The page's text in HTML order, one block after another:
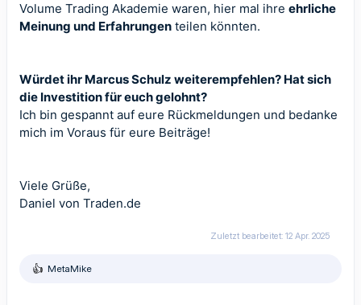
Volume Trading Akademie waren, hier mal ihre ehrliche
Meinung und Erfahrungen teilen könnten.
Würdet ihr Marcus Schulz weiterempfehlen? Hat sich
die Investition für euch gelohnt?
Ich bin gespannt auf eure Rückmeldungen und bedanke
mich im Voraus für eure Beiträge!
Viele Grüße,
Daniel von Traden.de
Zuletzt bearbeitet: 12 Apr. 2025
R
MetaMike